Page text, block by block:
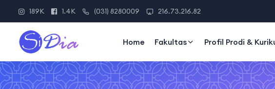
189K 1.4K (031) 8280009 216.73.216.82
Home Fakultas Profil Prodi &